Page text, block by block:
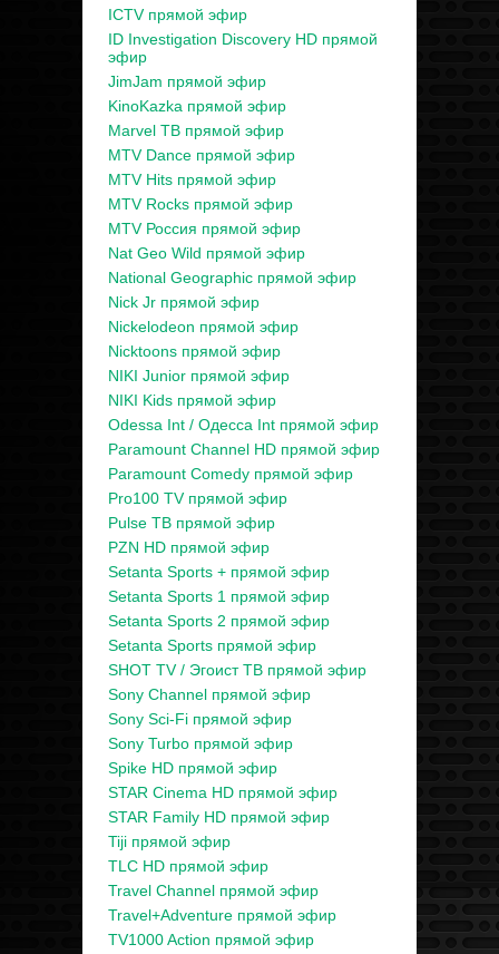
ICTV прямой эфир
ID Investigation Discovery HD прямой
эфир
JimJam прямой эфир
KinoKazka прямой эфир
Marvel ТВ прямой эфир
MTV Dance прямой эфир
MTV Hits прямой эфир
MTV Rocks прямой эфир
MTV Россия прямой эфир
Nat Geo Wild прямой эфир
National Geographic прямой эфир
Nick Jr прямой эфир
Nickelodeon прямой эфир
Nicktoons прямой эфир
NIKI Junior прямой эфир
NIKI Kids прямой эфир
Odessa Int / Одесса Int прямой эфир
Paramount Channel HD прямой эфир
Paramount Comedy прямой эфир
Pro100 TV прямой эфир
Pulse ТВ прямой эфир
PZN HD прямой эфир
Setanta Sports + прямой эфир
Setanta Sports 1 прямой эфир
Setanta Sports 2 прямой эфир
Setanta Sports прямой эфир
SHOT TV / Эгоист ТВ прямой эфир
Sony Channel прямой эфир
Sony Sci-Fi прямой эфир
Sony Turbo прямой эфир
Spike HD прямой эфир
STAR Cinema HD прямой эфир
STAR Family HD прямой эфир
Tiji прямой эфир
TLC HD прямой эфир
Travel Channel прямой эфир
Travel+Adventure прямой эфир
TV1000 Action прямой эфир